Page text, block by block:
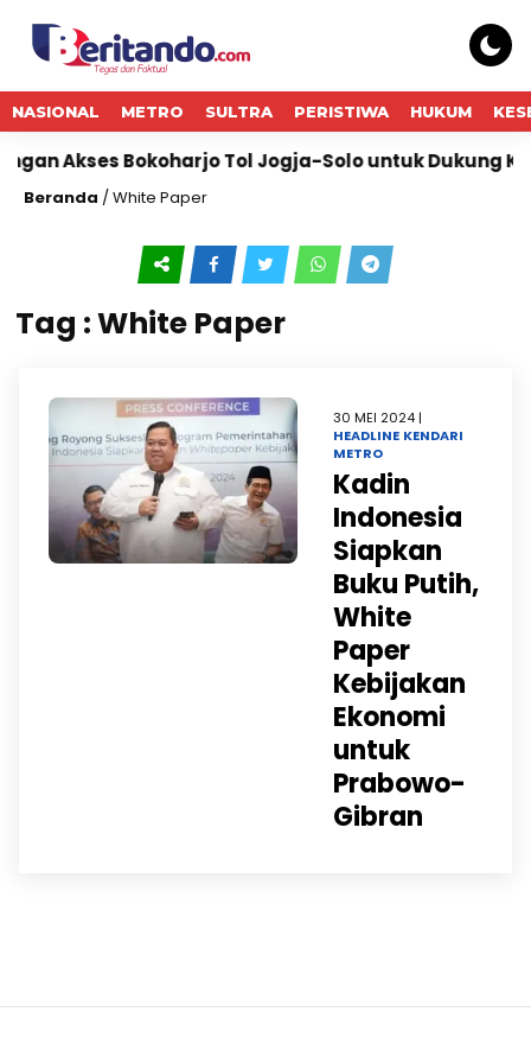
NASIONAL METRO SULTRA PERISTIWA HUKUM
Akses Bokoharjo Tol Jogja-Solo untuk Dukung
Beranda /White Paper
Tag : White Paper
30 MEI 2024 |
HEADLINE KENDARI
METRO
Kadin
Indonesia
Siapkan
Buku Putih,
White
Paper
Kebijakan
Ekonomi
untuk
Prabowo-
Gibran